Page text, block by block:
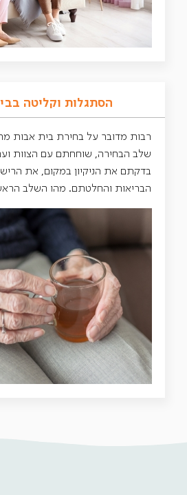
הסתגלות וקליטה
רבות מדובר על בחירת בית אבות
שלב הבחירה, שוחחתם עם הצוות
בדקתם את הניקיון במקום, את
הבריאות והחלטתם. מהו השלב